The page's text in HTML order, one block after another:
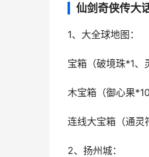
仙剑奇侠传大
1、大全球地图：
宝箱（破境珠*1、
木宝箱（御心果
连线大宝箱（通灵
2、扬州城：